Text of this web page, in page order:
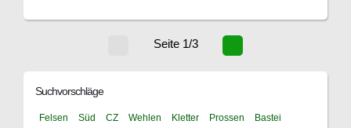
Seite 1/3
Suchvorschläge
Felsen Süd CZ Wehlen Kletter Prossen
Bastei